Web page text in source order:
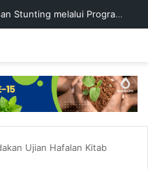
Badak LNG Perkuat Pencegahan Stunting melalui Program Akar Ranting
Ujian Hafalan Kitab